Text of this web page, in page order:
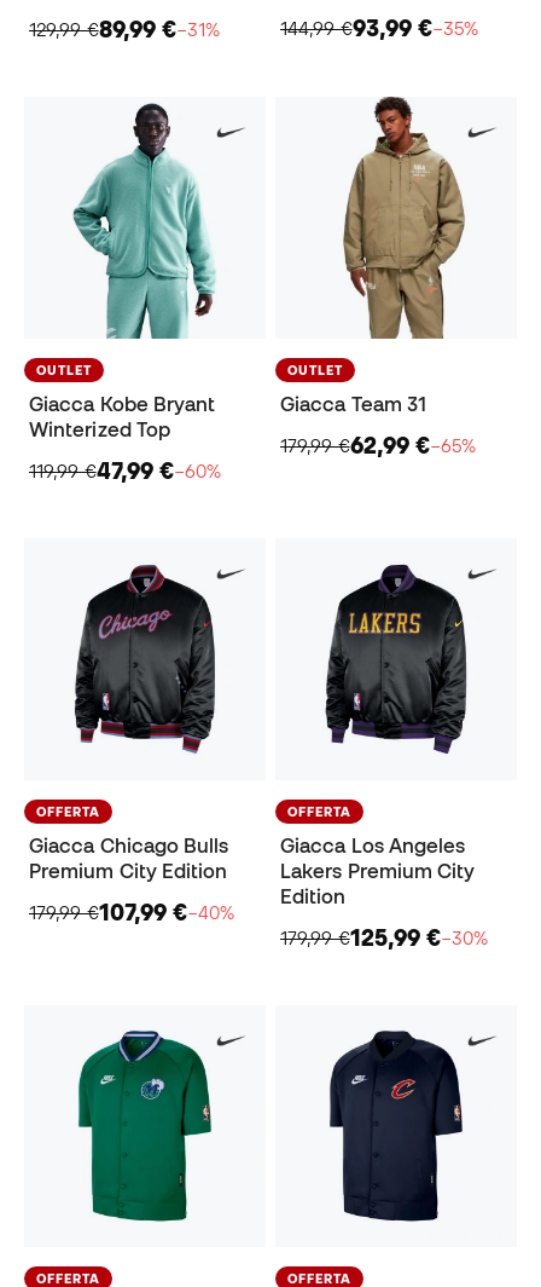
129,99 €89,99 €−31%
144,99 €93,99 €−35%
OUTLET
Giacca Kobe Bryant
Winterized Top
119,99 €47,99 €−60%
OUTLET
Giacca Team 31
179,99 €62,99 €−65%
OFFERTA
Giacca Chicago Bulls
Premium City Edition
179,99 €107,99 €−40%
OFFERTA
Giacca Los Angeles
Lakers Premium City
Edition
179,99 €125,99 €−30%
OFFERTA OFFERTA